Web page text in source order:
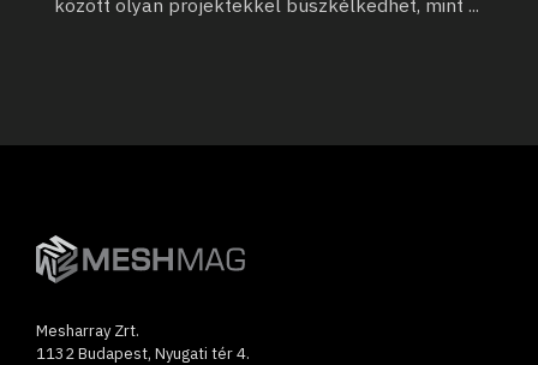
között olyan projektekkel büszkélkedhet, mint ...
Mesharray Zrt.
1132 Budapest, Nyugati tér 4.